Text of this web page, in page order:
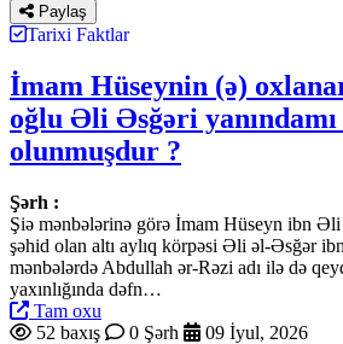
Paylaş
Tarixi Faktlar
İmam Hüseynin (ə)
oğlu Əli Əsğəri yanındamı
olunmuşdur ?
Şərh :
Şiə mənbələrinə görə İmam Hüseyn ibn Əli
şəhid olan altı aylıq körpəsi Əli əl-Əsğər
mənbələrdə Abdullah ər-Rəzi adı ilə də
yaxınlığında dəfn…
Tam oxu
52 baxış
0 Şərh 09 İyul, 2026